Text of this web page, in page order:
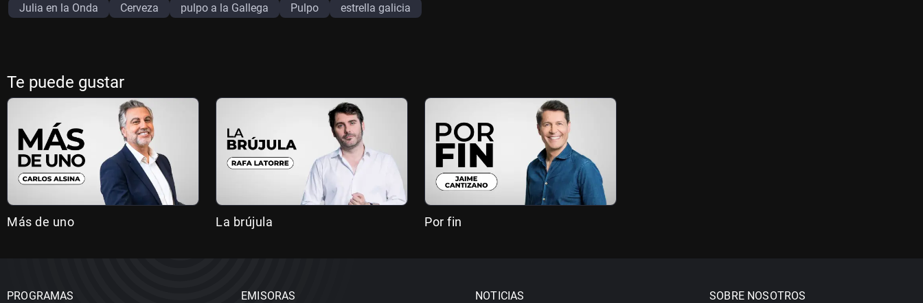
Julia en la Onda Cerveza pulpo a la Gallega Pulpo estrella galicia
Te puede gustar
Más de uno La brújula Por fin
PROGRAMAS EMISORAS NOTICIAS SOBRE NOSOTROS